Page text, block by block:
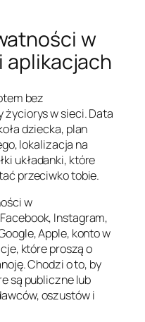
w
aplikacjach
bez
życiorys w sieci. Data
dziecka, plan
lokalizacja na
układanki, które
przeciwko tobie.
w
Instagram,
Apple, konto w
które proszą o
Chodzi o to, by
są publiczne lub
oszustów i